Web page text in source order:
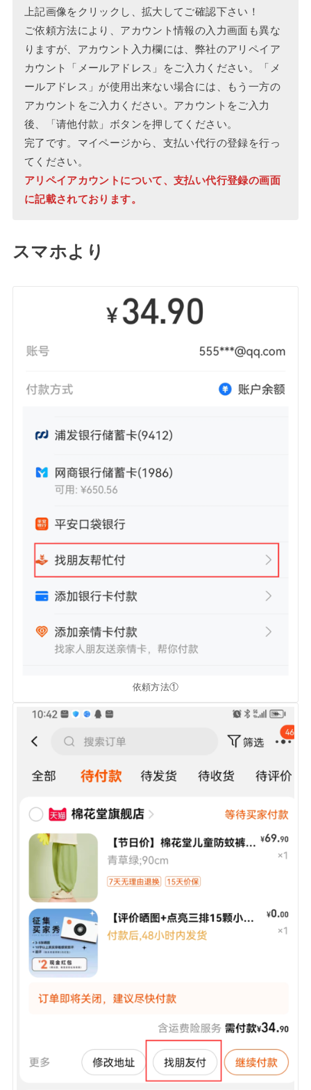
上記画像をクリックし、拡大してご確認下さい！
ご依頼方法により、アカウント情報の入力画面も異な
りますが、アカウント入力欄には、弊社のアリペイア
カウント「メールアドレス」をご入力ください。「メ
ールアドレス」が使用出来ない場合には、もう一方の
アカウントをご入力ください。アカウントをご入力
後、「请他付款」ボタンを押してください。
完了です。マイページから、支払い代行の登録を行っ
てください。
アリペイアカウントについて、支払い代行登録の画面
に記載されております。
スマホより
依頼方法①